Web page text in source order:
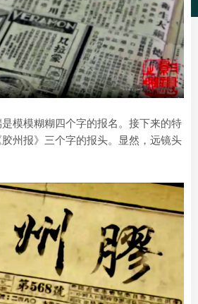
模模糊糊四个字的报名。接下来的特
州报》三个字的报头。显然，远镜头